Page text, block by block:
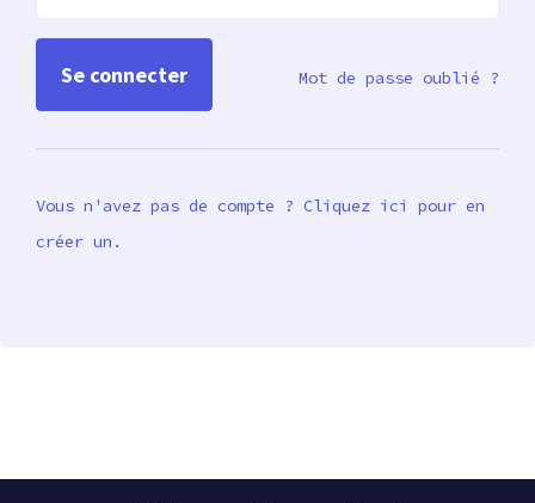
Mot de passe oublié ?
Vous n'avez pas de compte ? Cliquez ici pour en
créer un.